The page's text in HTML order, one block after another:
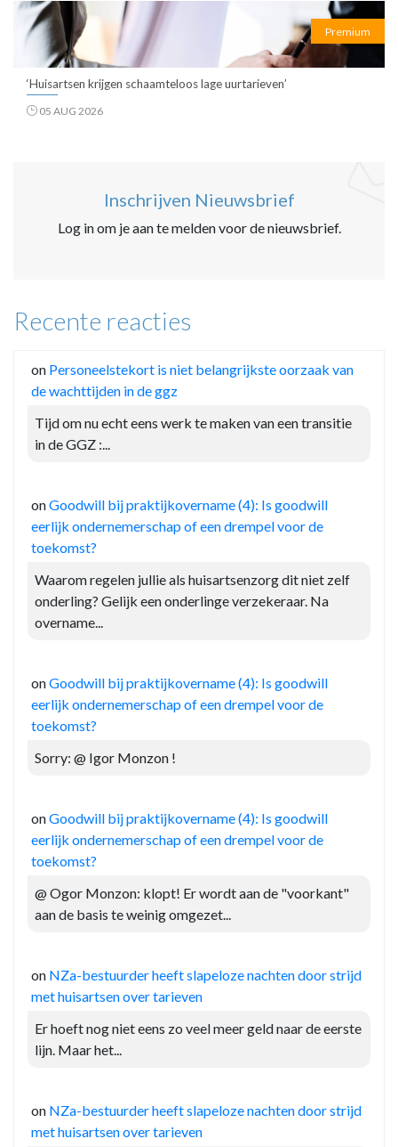
Premium
‘Huisartsen krijgen schaamteloos lage uurtarieven’
05 AUG 2026
Inschrijven Nieuwsbrief
Log in om je aan te melden voor de nieuwsbrief.
Recente reacties
on Personeelstekort is niet belangrijkste oorzaak van
de wachttijden in de ggz
Tijd om nu echt eens werk te maken van een transitie
in de GGZ :...
onGoodwill bij praktijkovername (4): Is goodwill
eerlijk ondernemerschap of een drempel voor de
toekomst?
Waarom regelen jullie als huisartsenzorg dit niet zelf
onderling? Gelijk een onderlinge verzekeraar. Na
overname...
onGoodwill bij praktijkovername (4): Is goodwill
eerlijk ondernemerschap of een drempel voor de
toekomst?
Sorry: @ Igor Monzon !
onGoodwill bij praktijkovername (4): Is goodwill
eerlijk ondernemerschap of een drempel voor de
toekomst?
@ Ogor Monzon: klopt! Er wordt aan de "voorkant"
aan de basis te weinig omgezet...
on NZa-bestuurder heeft slapeloze nachten door strijd
met huisartsen over tarieven
Er hoeft nog niet eens zo veel meer geld naar de eerste
lijn. Maar het...
on NZa-bestuurder heeft slapeloze nachten door strijd
met huisartsen over tarieven